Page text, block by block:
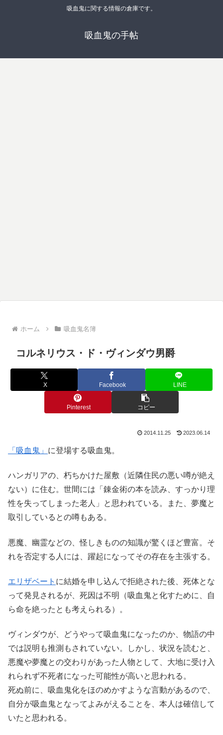
吸血鬼に関する情報の倉庫です。
吸血鬼の手帖
ホーム 吸血鬼名簿
コルネリウス・ド・ヴィンダウ男爵
X Facebook LINE
Pinterest コピー
2014.11.25 2023.06.14
「吸血鬼」 に登場する吸血鬼。
ハンガリアの、朽ちかけた屋敷（近隣住民の悪い噂が絶え
ない）に住む。世間には「錬金術の本を読み、すっかり理
性を失ってしまった老人」と思われている。また、夢魔と
取引しているとの噂もある。
悪魔、幽霊などの、怪しきものの知識が驚くほど豊富。そ
れを否定する人には、躍起になってその存在を主張する。
エリザベート に結婚を申し込んで拒絶された後、死体とな
って発見されるが、死因は不明（吸血鬼と化すために、自
ら命を絶ったとも考えられる）。
ヴィンダウが、どうやって吸血鬼になったのか、物語の中
では説明も推測もされていない。しかし、状況を読むと、
悪魔や夢魔との交わりがあった人物として、大地に受け入
れられず不死者になった可能性が高いと思われる。
死ぬ前に、吸血鬼化をほのめかすような言動があるので、
自分が吸血鬼となってよみがえることを、本人は確信して
いたと思われる。